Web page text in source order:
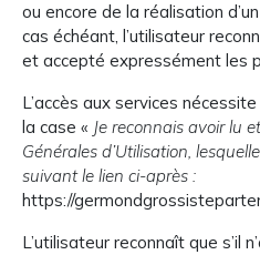
ou encore de la réalisation
cas échéant, l’utilisateur
et accepté expressément les
L’accès aux services
la case « Je reconnais avoir lu
Générales d’Utilisation,
suivant le lien ci-après :
https://
L’utilisateur reconnaît que s’il